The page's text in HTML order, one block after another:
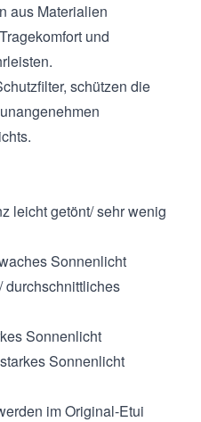
aus Materialien
und
schützen die
leicht getönt/ sehr wenig
Sonnenlicht
durchschnittliches
Sonnenlicht
Sonnenlicht
im Original-Etui